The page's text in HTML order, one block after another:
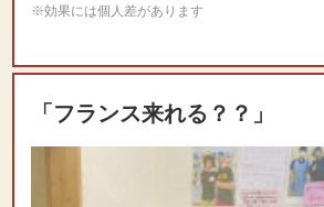
※効果には個人差があります
「フランス来れる？？」